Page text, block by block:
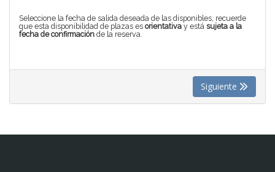
Seleccione la fecha de salida deseada de las disponibles, recuerde
que esta disponibilidad de plazas es orientativa y está sujeta a la
fecha de confirmación de la reserva.
Siguiente